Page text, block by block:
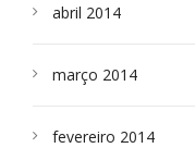
abril 2014
março 2014
fevereiro 2014